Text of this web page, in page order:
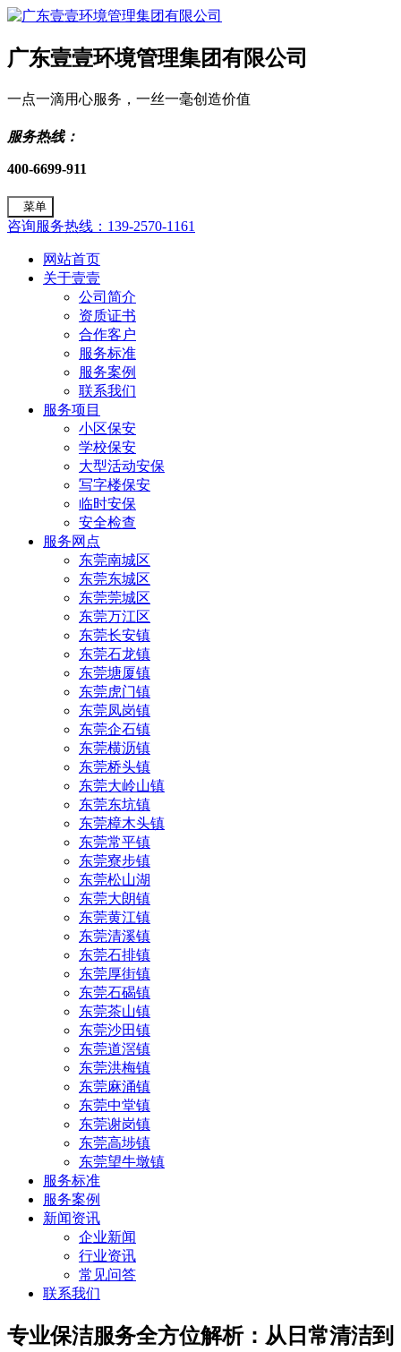
广东壹壹环境管理集团有限公司
一点一滴用心服务，一丝一毫创造价值
服务热线：
400-6699-911
菜单
咨询服务热线：139-2570-1161
网站首页
关于壹壹
公司简介
资质证书
合作客户
服务标准
服务案例
联系我们
服务项目
小区保安
学校保安
大型活动安保
写字楼保安
临时安保
安全检查
服务网点
东莞南城区
东莞东城区
东莞莞城区
东莞万江区
东莞长安镇
东莞石龙镇
东莞塘厦镇
东莞虎门镇
东莞凤岗镇
东莞企石镇
东莞横沥镇
东莞桥头镇
东莞大岭山镇
东莞东坑镇
东莞樟木头镇
东莞常平镇
东莞寮步镇
东莞松山湖
东莞大朗镇
东莞黄江镇
东莞清溪镇
东莞石排镇
东莞厚街镇
东莞石碣镇
东莞茶山镇
东莞沙田镇
东莞道滘镇
东莞洪梅镇
东莞麻涌镇
东莞中堂镇
东莞谢岗镇
东莞高埗镇
东莞望牛墩镇
服务标准
服务案例
新闻资讯
企业新闻
行业资讯
常见问答
联系我们
专业保洁服务全方位解析：从日常清洁到